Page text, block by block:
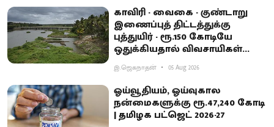
காவிரி - வைகை - குண்டாறு
இணைப்புத் திட்டத்துக்கு
புத்துயிர் - ரூ.150 கோடியே
ஒதுக்கியதால் விவசாயிகள்
ஏமாற்றம்
இ.ஜெகநாதன் 05 Aug 2026
ஓய்வூதியம், ஓய்வுகால
நன்மைகளுக்கு ரூ.47,240 கோடி
| தமிழக பட்ஜெட் 2026-27